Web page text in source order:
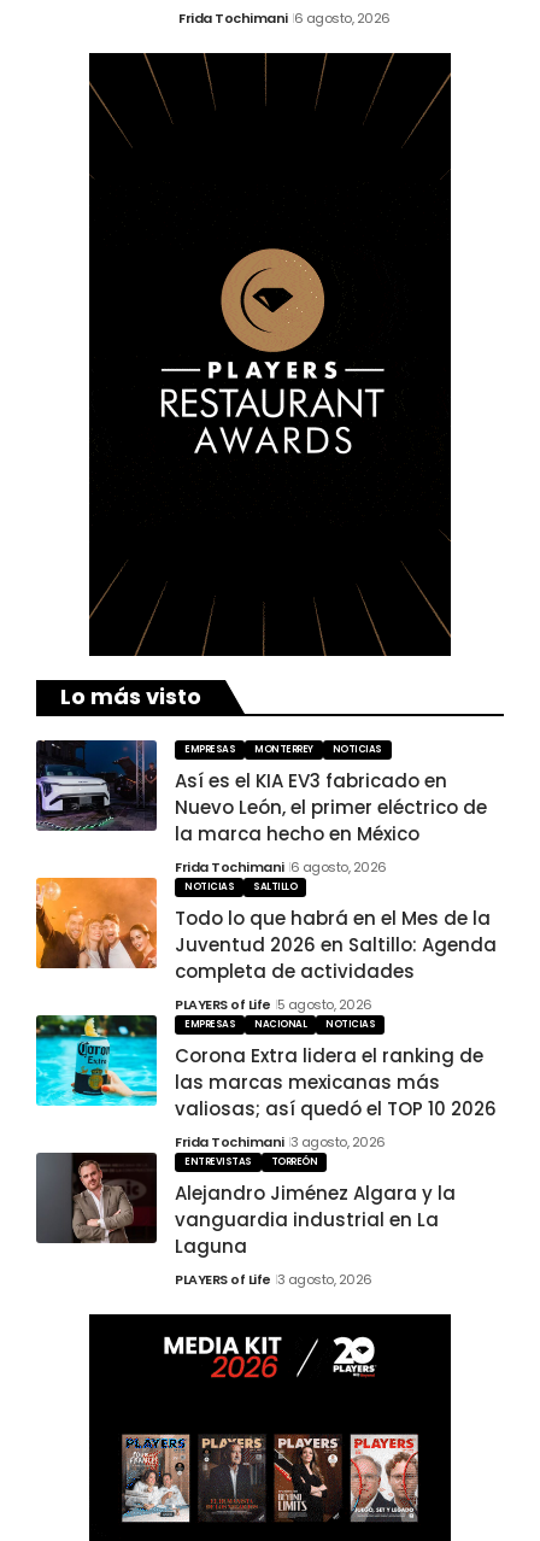
Frida Tochimani 6 agosto, 2026
Lo más visto
EMPRESAS MONTERREY NOTICIAS
Así es el KIA EV3 fabricado en
Nuevo León, el primer eléctrico de
la marca hecho en México
Frida Tochimani 6 agosto, 2026
NOTICIAS SALTILLO
Todo lo que habrá en el Mes de la
Juventud 2026 en Saltillo: Agenda
completa de actividades
PLAYERS of Life 5 agosto, 2026
EMPRESAS NACIONAL NOTICIAS
Corona Extra lidera el ranking de
las marcas mexicanas más
valiosas; así quedó el TOP 10 2026
Frida Tochimani 3 agosto, 2026
ENTREVISTAS TORREÓN
Alejandro Jiménez Algara y la
vanguardia industrial en La
Laguna
PLAYERS of Life 3 agosto, 2026